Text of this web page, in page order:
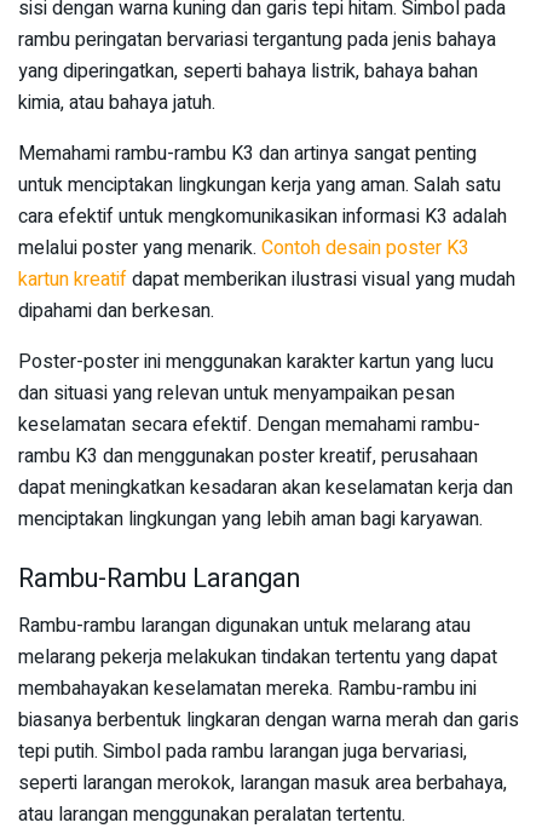
sisi dengan warna kuning dan garis tepi hitam. Simbol pada
rambu peringatan bervariasi tergantung pada jenis bahaya
yang diperingatkan, seperti bahaya listrik, bahaya bahan
kimia, atau bahaya jatuh.
Memahami rambu-rambu K3 dan artinya sangat penting
untuk menciptakan lingkungan kerja yang aman. Salah satu
cara efektif untuk mengkomunikasikan informasi K3 adalah
melalui poster yang menarik. Contoh desain poster K3
kartun kreatifdapat memberikan ilustrasi visual yang mudah
dipahami dan berkesan.
Poster-poster ini menggunakan karakter kartun yang lucu
dan situasi yang relevan untuk menyampaikan pesan
keselamatan secara efektif. Dengan memahami rambu-
rambu K3 dan menggunakan poster kreatif, perusahaan
dapat meningkatkan kesadaran akan keselamatan kerja dan
menciptakan lingkungan yang lebih aman bagi karyawan.
Rambu-Rambu Larangan
Rambu-rambu larangan digunakan untuk melarang atau
melarang pekerja melakukan tindakan tertentu yang dapat
membahayakan keselamatan mereka. Rambu-rambu ini
biasanya berbentuk lingkaran dengan warna merah dan garis
tepi putih. Simbol pada rambu larangan juga bervariasi,
seperti larangan merokok, larangan masuk area berbahaya,
atau larangan menggunakan peralatan tertentu.